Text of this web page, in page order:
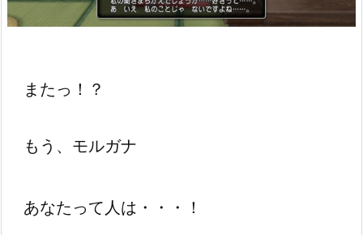
またっ！？
もう、モルガナ
あなたって人は・・・！